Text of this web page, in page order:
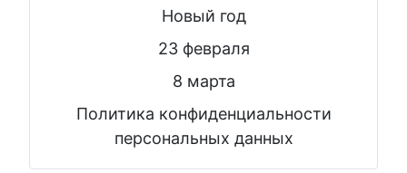
Новый год
23 февраля
8 марта
Политика конфиденциальности
персональных данных